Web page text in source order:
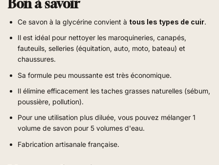
Bon à savoir
Ce savon à la glycérine convient à tous les types de cuir.
Il est idéal pour nettoyer les maroquineries, canapés,
fauteuils, selleries (équitation, auto, moto, bateau) et
chaussures.
Sa formule peu moussante est très économique.
Il élimine efficacement les taches grasses naturelles (sébum,
poussière, pollution).
Pour une utilisation plus diluée, vous pouvez mélanger 1
volume de savon pour 5 volumes d'eau.
Fabrication artisanale française.